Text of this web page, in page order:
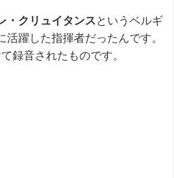
・クリュイタンスというベルギ
躍した指揮者だったんです。
録音されたものです。